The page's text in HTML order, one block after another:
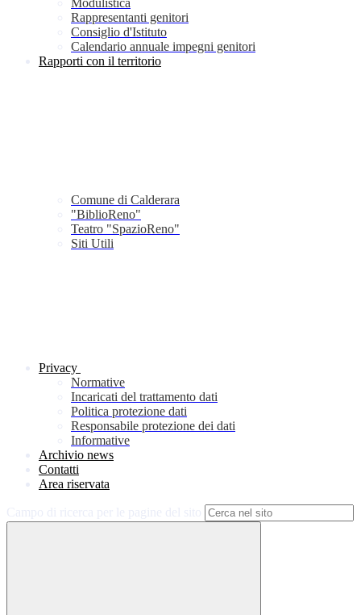
Modulistica
Rappresentanti genitori
Consiglio d'Istituto
Calendario annuale impegni genitori
Rapporti con il territorio
Comune di Calderara
"BiblioReno"
Teatro "SpazioReno"
Siti Utili
Privacy
Normative
Incaricati del trattamento dati
Politica protezione dati
Responsabile protezione dei dati
Informative
Archivio news
Contatti
Area riservata